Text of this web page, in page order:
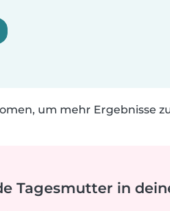
um mehr Ergebnisse
Tagesmutter in